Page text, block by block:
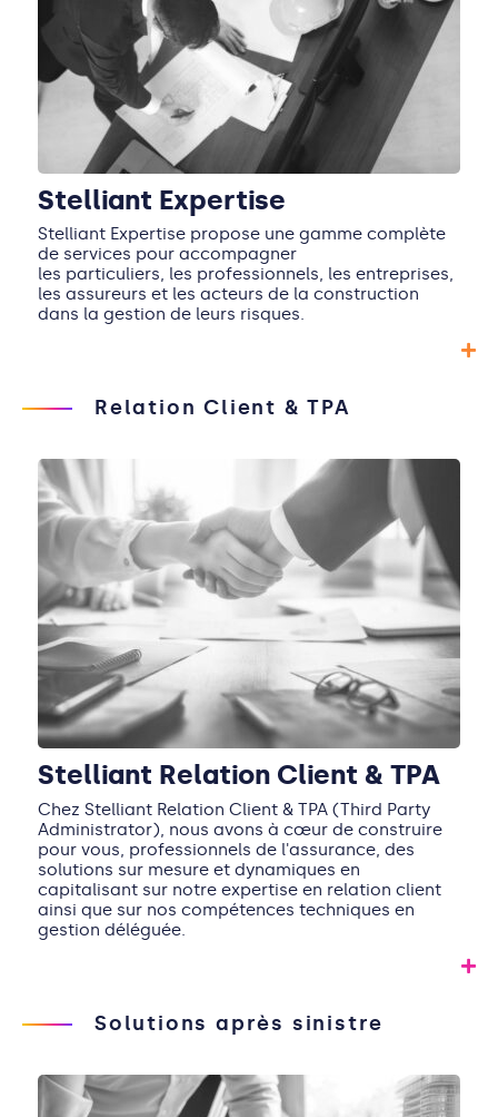
Stelliant Expertise
Stelliant Expertise propose une gamme complète
de services pour accompagner
les particuliers, les professionnels, les entreprises,
les assureurs et les acteurs de la construction
dans la gestion de leurs risques.
Relation Client & TPA
Stelliant Relation Client & TPA
Chez Stelliant Relation Client & TPA (Third Party
Administrator), nous avons à cœur de construire
pour vous, professionnels de l'assurance, des
solutions sur mesure et dynamiques en
capitalisant sur notre expertise en relation client
ainsi que sur nos compétences techniques en
gestion déléguée.
Solutions après sinistre